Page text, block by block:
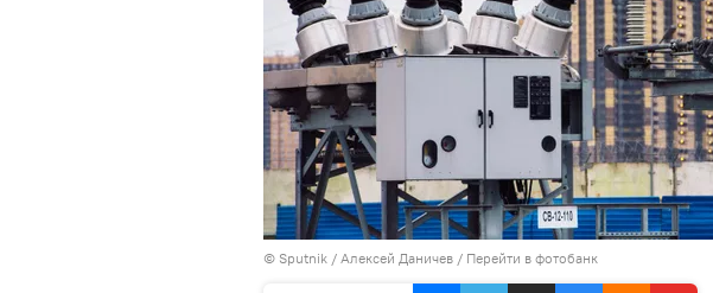
© Sputnik / Алексей Даничев / Перейти в фотобанк